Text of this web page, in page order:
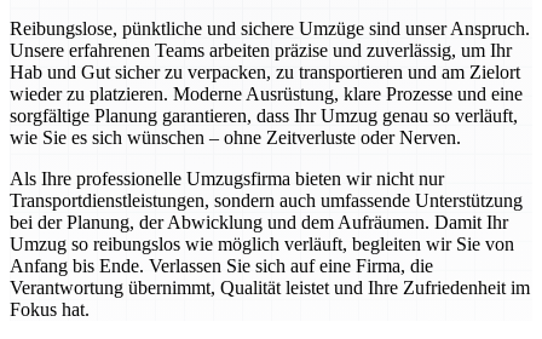
Reibungslose, pünktliche und sichere Umzüge sind unser Anspruch.
Unsere erfahrenen Teams arbeiten präzise und zuverlässig, um Ihr
Hab und Gut sicher zu verpacken, zu transportieren und am Zielort
wieder zu platzieren. Moderne Ausrüstung, klare Prozesse und eine
sorgfältige Planung garantieren, dass Ihr Umzug genau so verläuft,
wie Sie es sich wünschen – ohne Zeitverluste oder Nerven.
Als Ihre professionelle Umzugsfirma bieten wir nicht nur
Transportdienstleistungen, sondern auch umfassende Unterstützung
bei der Planung, der Abwicklung und dem Aufräumen. Damit Ihr
Umzug so reibungslos wie möglich verläuft, begleiten wir Sie von
Anfang bis Ende. Verlassen Sie sich auf eine Firma, die
Verantwortung übernimmt, Qualität leistet und Ihre Zufriedenheit im
Fokus hat.